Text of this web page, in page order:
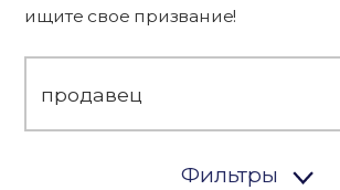
ищите свое призвание!
Фильтры